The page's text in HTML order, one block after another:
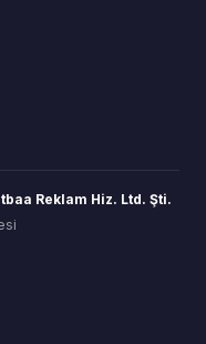
Reklam Hiz. Ltd. Şti.